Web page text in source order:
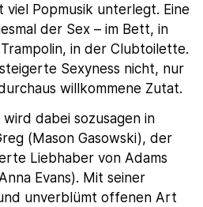
Popmusik unterlegt. Eine
der Sex – im Bett, in
in der Clubtoilette.
Sexyness nicht, nur
willkommene Zutat.
dabei sozusagen in
(Mason Gasowski), der
Liebhaber von Adams
Evans). Mit seiner
unverblümt offenen Art